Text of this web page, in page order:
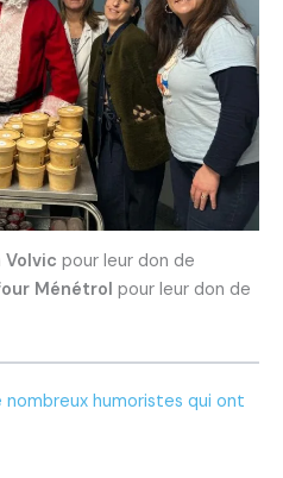
Volvic pour leur don de
Ménétrol pour leur don de
humoristes qui ont